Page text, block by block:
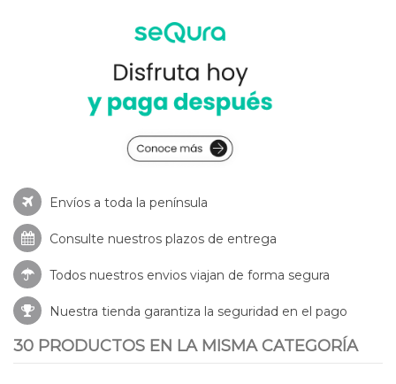
Envíos a toda la península
Consulte nuestros plazos de entrega
Todos nuestros envios viajan de forma segura
Nuestra tienda garantiza la seguridad en el pago
30 PRODUCTOS EN LA MISMA CATEGORÍA